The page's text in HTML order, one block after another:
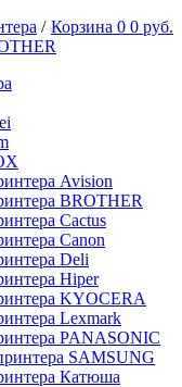
Корзина 0 0 руб.
/
Avision
BROTHER
Cactus
Canon
Deli
Hiper
KYOCERA
Lexmark
PANASONIC
SAMSUNG
Катюша